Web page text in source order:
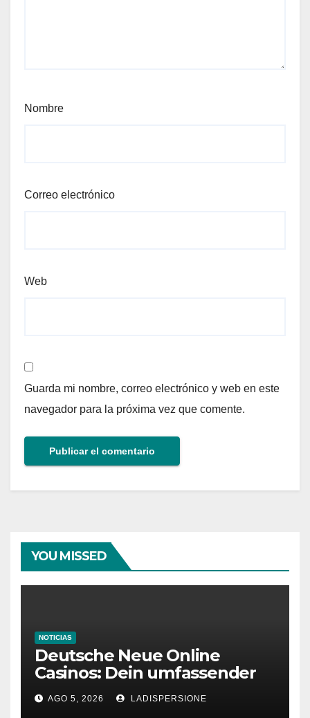
Nombre
Correo electrónico
Web
Guarda mi nombre, correo electrónico y web en este
navegador para la próxima vez que comente.
YOU MISSED
NOTICIAS
Deutsche Neue Online
Casinos: Dein umfassender
Ratgeber für moderne
Glücksspielplattformen
AGO 5, 2026 LADISPERSIONE